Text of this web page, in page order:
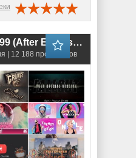
VideoHivePack - 799 (After Effects Projects Pack) - [Opener]
| 12 188 просмотров